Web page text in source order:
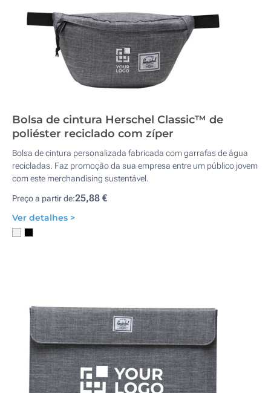
Bolsa de cintura Herschel Classic™ de
poliéster reciclado com zíper
Bolsa de cintura personalizada fabricada com garrafas de água
recicladas. Faz promoção da sua empresa entre um público jovem
com este merchandising sustentável.
Preço a partir de:25,88 €
Ver detalhes >